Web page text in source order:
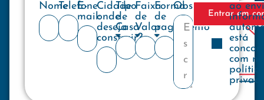
NomeTelefone
E-
mail:
Cidade
onde
deseja
construir?
Tipo
de
Casa
Faixa
de
Valor
Forma
de
pagamento
Observações
Entrar em
ao
está
com